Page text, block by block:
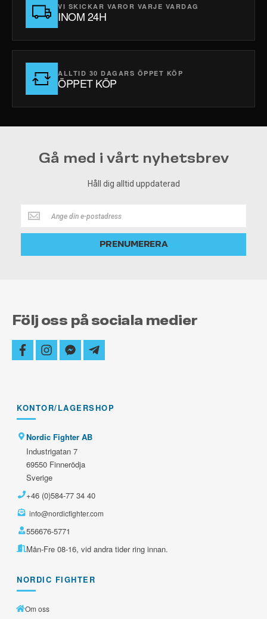
VI SKICKAR VAROR VARJE VARDAG
INOM 24H
ALLTID 30 DAGARS ÖPPET KÖP
ÖPPET KÖP
Gå med i vårt nyhetsbrev
Håll dig alltid uppdaterad
Håll
dig
alltid
PRENUMERERA
Följ oss på sociala medier
facebookinstagram
facebook-
messenger
telegram-
plane
KONTOR/LAGERSHOP
Nordic Fighter AB
Industrigatan 7
69550 Finnerödja
Sverige
+46 (0)584-77 34 40
info@nordicfighter.com
556676-5771
Mån-Fre 08-16, vid andra tider ring innan.
NORDIC FIGHTER
Om oss